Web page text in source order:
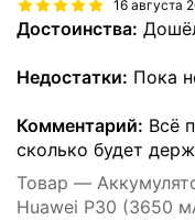
16 августа
Достоинства:
Недостатки: Пока
Комментарий: Всё
сколько будет
Товар —
Huawei P30 (3650